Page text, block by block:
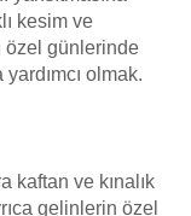
kesim ve
özel günlerinde
olmak.
kaftan ve kınalık
gelinlerin özel